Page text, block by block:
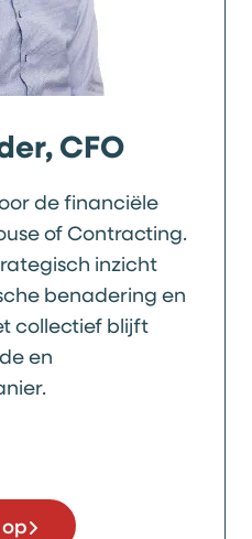
CFO
de financiële
of Contracting.
inzicht
benadering en
collectief blijft
en